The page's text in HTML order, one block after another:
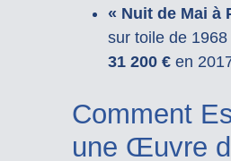
« Nuit de Mai à
sur toile de
31 200 €en
Comment
une Œuvre